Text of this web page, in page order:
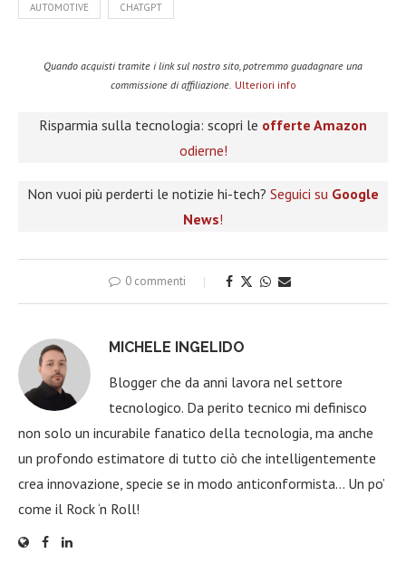
AUTOMOTIVE CHATGPT
Quando acquisti tramite i link sul nostro sito, potremmo guadagnare una
commissione di affiliazione. Ulteriori info
Risparmia sulla tecnologia: scopri le offerte Amazon
odierne!
Non vuoi più perderti le notizie hi-tech? Seguici su Google
News!
0 commenti
MICHELE INGELIDO
Blogger che da anni lavora nel settore
tecnologico. Da perito tecnico mi definisco
non solo un incurabile fanatico della tecnologia, ma anche
un profondo estimatore di tutto ciò che intelligentemente
crea innovazione, specie se in modo anticonformista… Un po’
come il Rock ‘n Roll!